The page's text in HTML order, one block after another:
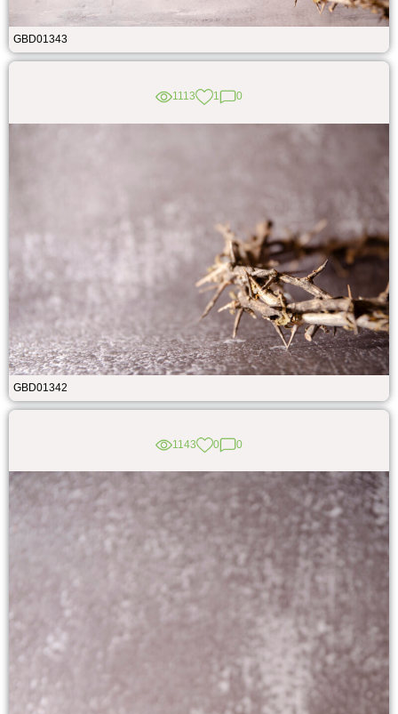
GBD01343
1113 1 0
GBD01342
1143 0 0